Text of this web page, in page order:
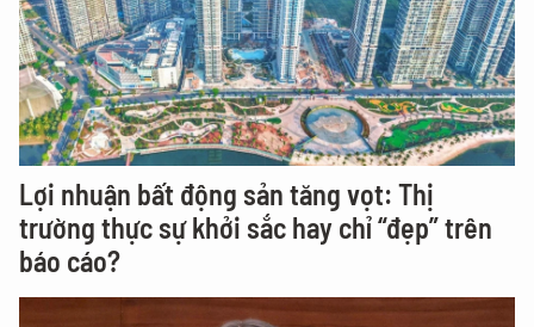
Lợi nhuận bất động sản tăng vọt: Thị
trường thực sự khởi sắc hay chỉ “đẹp” trên
báo cáo?